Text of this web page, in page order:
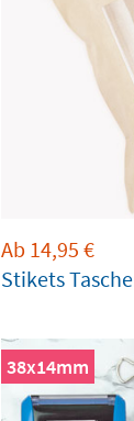
Ab 14,95 €
Stikets
38x14mm